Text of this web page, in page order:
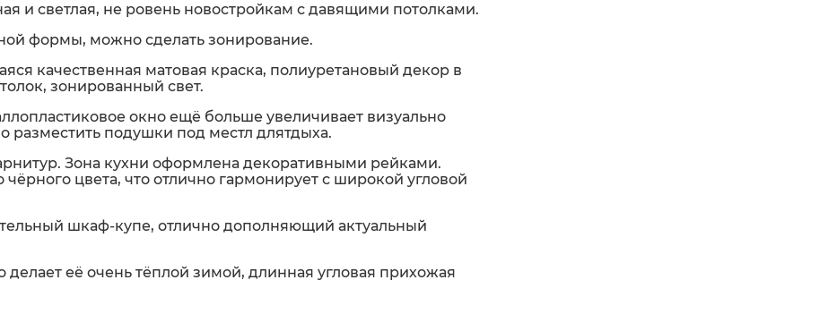
и светлая, не ровень новостройкам с давящими потолками.
формы, можно сделать зонирование.
качественная матовая краска, полиуретановый декор в
зонированный свет.
окно ещё больше увеличивает визуально
подушки под местл длятдыха.
Зона кухни оформлена декоративными рейками.
чёрного цвета, что отлично гармонирует с широкой угловой
шкаф-купе, отлично дополняющий актуальный
делает её очень тёплой зимой, длинная угловая прихожая